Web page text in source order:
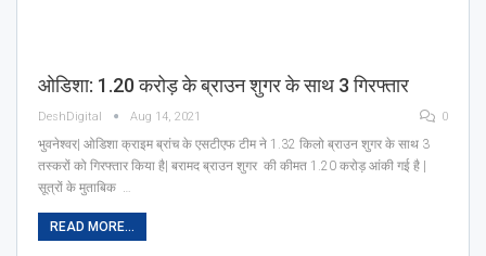
ओडिशा: 1.20 करोड़ के ब्राउन शुगर के साथ 3 गिरफ्तार
DeshDigital Aug 14, 2021 0
भुवनेश्वर| ओडिशा क्राइम ब्रांच के एसटीएफ टीम ने 1.32 किलो ब्राउन शुगर के साथ 3
तस्करों को गिरफ्तार किया है| बरामद ब्राउन शुगर की कीमत 1.20 करोड़ आंकी गई है |
सूत्रों के मुताबिक …
READ MORE...